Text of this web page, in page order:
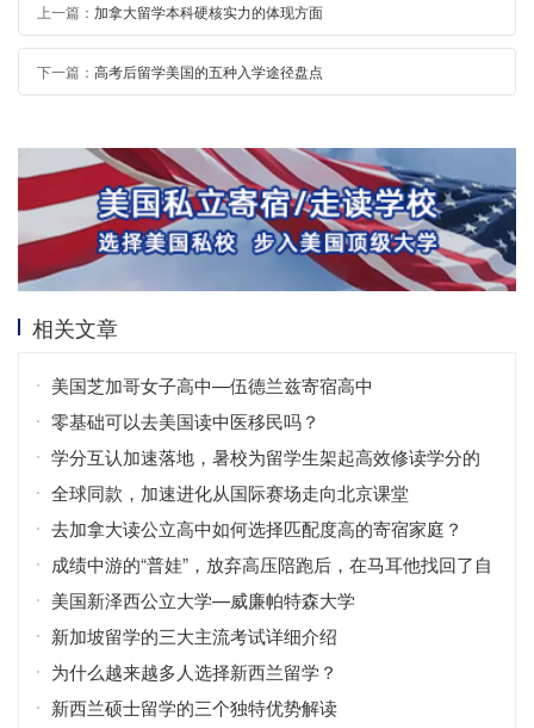
上一篇： 加拿大留学本科硬核实力的体现方面
下一篇： 高考后留学美国的五种入学途径盘点
相关文章
美国芝加哥女子高中—伍德兰兹寄宿高中
零基础可以去美国读中医移民吗？
学分互认加速落地，暑校为留学生架起高效修读学分的
桥梁
全球同款，加速进化从国际赛场走向北京课堂
去加拿大读公立高中如何选择匹配度高的寄宿家庭？
成绩中游的“普娃”，放弃高压陪跑后，在马耳他找回了自
信！
美国新泽西公立大学—威廉帕特森大学
新加坡留学的三大主流考试详细介绍
为什么越来越多人选择新西兰留学？
新西兰硕士留学的三个独特优势解读